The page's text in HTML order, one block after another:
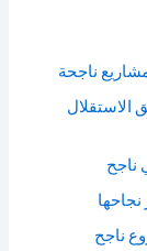
ناجحة
الاستقلال
ناجح
ناجح